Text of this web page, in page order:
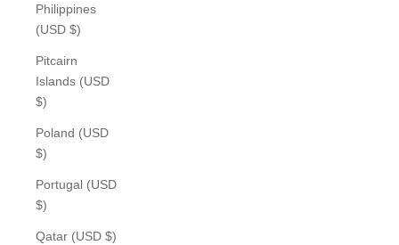
Philippines
(USD $)
Pitcairn
Islands (USD
$)
Poland (USD
$)
Portugal (USD
$)
Qatar (USD $)